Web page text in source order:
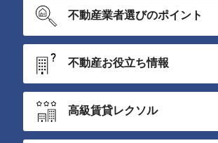
不動産業者選びのポイント
不動産お役立ち情報
高級賃貸レクソル